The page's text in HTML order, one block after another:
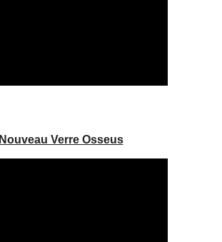
Nouveau Verre Osseus